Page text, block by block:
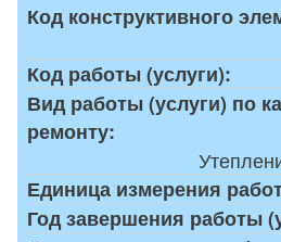
Код конструктивного
Код работы (услуги):
Вид работы (услуги) по
ремонту:
Единица измерения
Год завершения работы